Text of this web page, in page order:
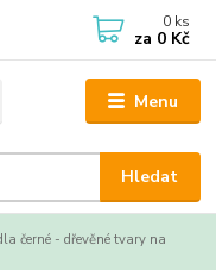
Menu
Hledat
0 ks
za 0 Kč
černé - dřevěné tvary na